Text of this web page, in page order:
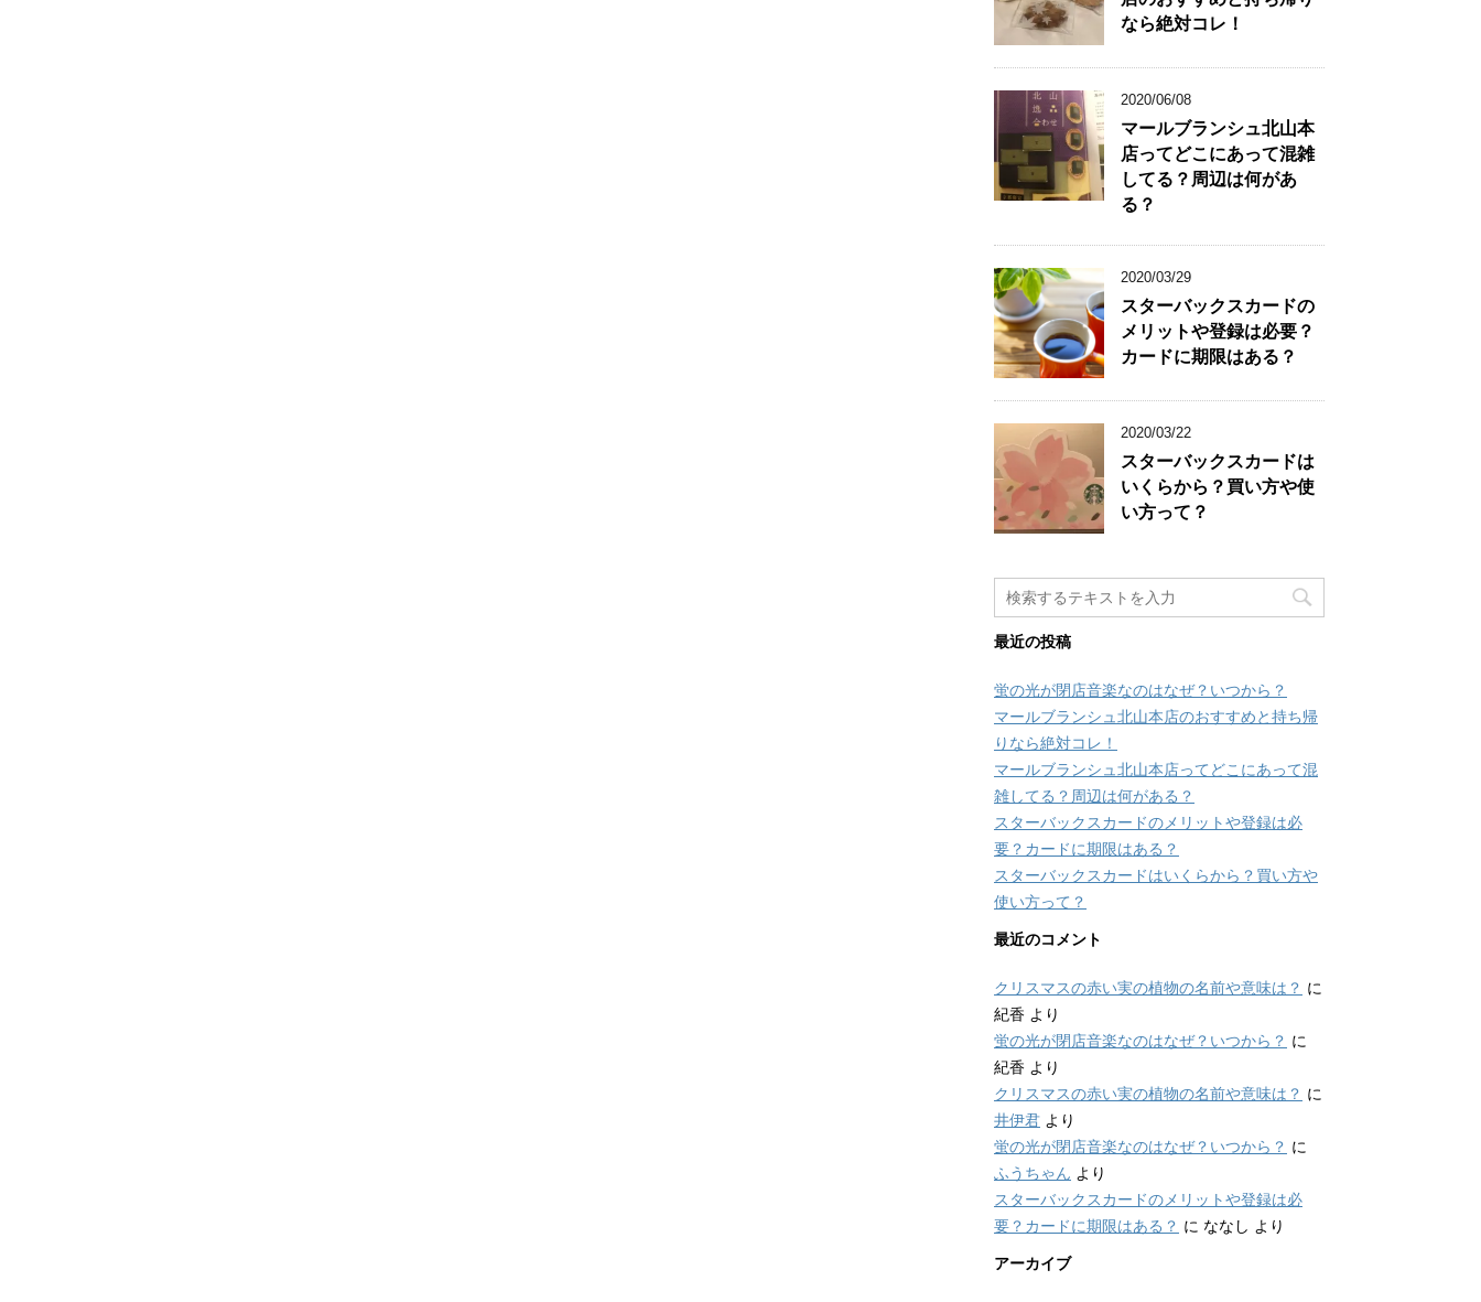
なら絶対コレ！
2020/06/08
マールブランシュ北山本
店ってどこにあって混雑
してる？周辺は何があ
る？
2020/03/29
スターバックスカードの
メリットや登録は必要？
カードに期限はある？
2020/03/22
スターバックスカードは
いくらから？買い方や使
い方って？
最近の投稿
蛍の光が閉店音楽なのはなぜ？いつから？
マールブランシュ北山本店のおすすめと持ち帰
りなら絶対コレ！
マールブランシュ北山本店ってどこにあって混
雑してる？周辺は何がある？
スターバックスカードのメリットや登録は必
要？カードに期限はある？
スターバックスカードはいくらから？買い方や
使い方って？
最近のコメント
クリスマスの赤い実の植物の名前や意味は？ に
紀香 より
蛍の光が閉店音楽なのはなぜ？いつから？ に
紀香 より
クリスマスの赤い実の植物の名前や意味は？ に
井伊君 より
蛍の光が閉店音楽なのはなぜ？いつから？ に
ふうちゃん より
スターバックスカードのメリットや登録は必
要？カードに期限はある？ に ななし より
アーカイブ